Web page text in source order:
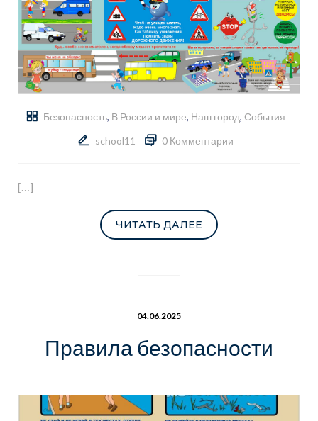
Безопасность, В России и мире, Наш город, События
school11
0 Комментарии
[…]
ЧИТАТЬ ДАЛЕЕ
04.06.2025
Правила безопасности